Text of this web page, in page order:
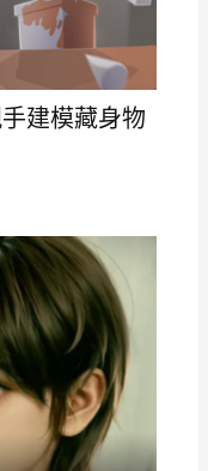
建模藏身物